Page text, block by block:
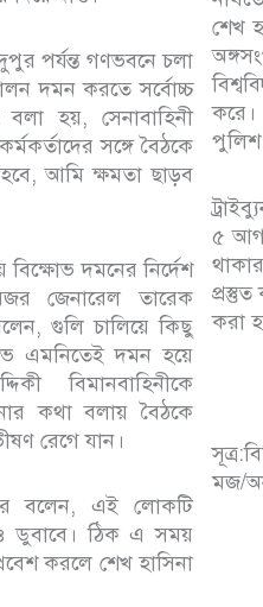
পর্যন্ত গণভবনে চলা
দমন করতে সর্বোচ্চ
হয়, সেনাবাহিনী
সঙ্গে বৈঠকে
আমি ক্ষমতা ছাড়ব
দমনের নির্দেশ
জেনারেল তারেক
গুলি চালিয়ে কিছু
এমনিতেই দমন হয়ে
বিমানবাহিনীকে
কথা বলায় বৈঠকে
রেগে যান।
বলেন, এই লোকটি
ডুবাবে। ঠিক এ সময়
করলে শেখ হাসিনা
শেখ
পুলিশ
৫
করা
মজ/